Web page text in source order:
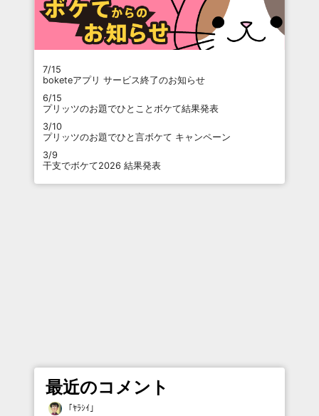
7/15
boketeアプリ サービス終了のお知らせ
6/15
プリッツのお題でひとことボケて結果発表
3/10
プリッツのお題でひと言ボケて キャンペーン
3/9
干支でボケて2026 結果発表
最近のコメント
「ﾔﾗｼｲ 」